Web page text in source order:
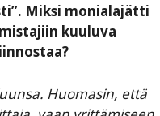
Miksi monialajätti
kuuluva
Huomasin, että